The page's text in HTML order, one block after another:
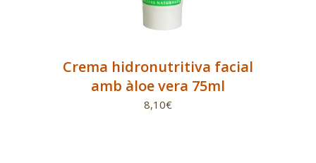
Crema hidronutritiva facial
amb àloe vera 75ml
8,10€